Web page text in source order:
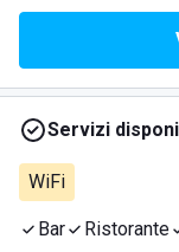
Servizi
WiFi
Bar Ristorante